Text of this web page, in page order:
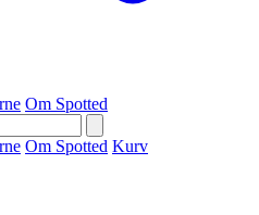
Om Spotted
Om Spotted Kurv